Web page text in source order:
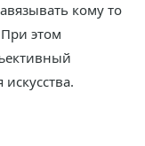
кому то
этом